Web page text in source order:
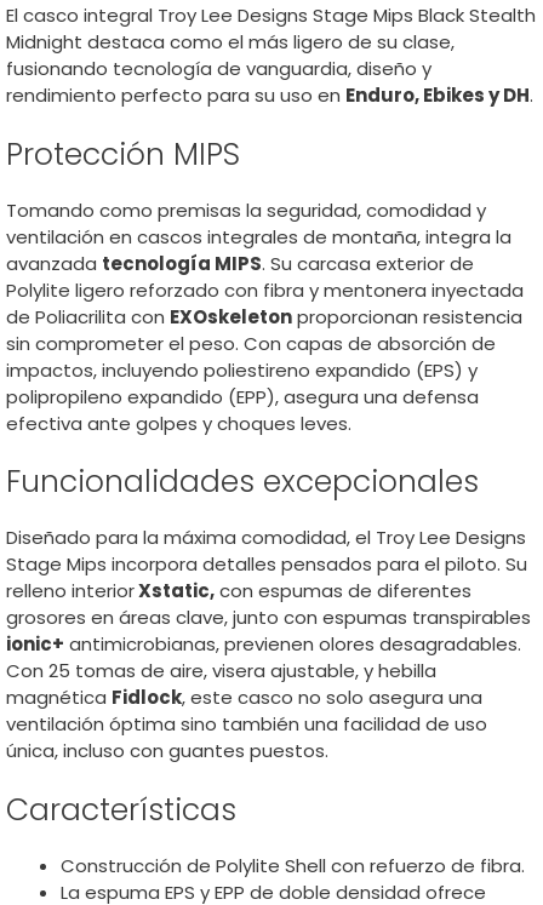
El casco integral Troy Lee Designs Stage Mips Black Stealth
Midnight destaca como el más ligero de su clase,
fusionando tecnología de vanguardia, diseño y
rendimiento perfecto para su uso en Enduro, Ebikes y DH.
Protección MIPS
Tomando como premisas la seguridad, comodidad y
ventilación en cascos integrales de montaña, integra la
avanzada tecnología MIPS. Su carcasa exterior de
Polylite ligero reforzado con fibra y mentonera inyectada
de Poliacrilita con EXOskeletonproporcionan resistencia
sin comprometer el peso. Con capas de absorción de
impactos, incluyendo poliestireno expandido (EPS) y
polipropileno expandido (EPP), asegura una defensa
efectiva ante golpes y choques leves.
Funcionalidades excepcionales
Diseñado para la máxima comodidad, el Troy Lee Designs
Stage Mips incorpora detalles pensados para el piloto. Su
relleno interiorXstatic,con espumas de diferentes
grosores en áreas clave, junto con espumas transpirables
ionic+ antimicrobianas, previenen olores desagradables.
Con 25 tomas de aire, visera ajustable, y hebilla
magnética Fidlock, este casco no solo asegura una
ventilación óptima sino también una facilidad de uso
única, incluso con guantes puestos.
Características
Construcción de Polylite Shell con refuerzo de fibra.
La espuma EPS y EPP de doble densidad ofrece